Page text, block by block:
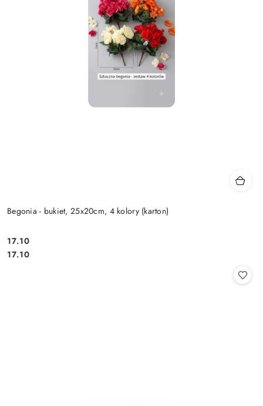
Begonia - bukiet, 25x20cm, 4 kolory (karton)
Cena:
17.10
Cena:
17.10